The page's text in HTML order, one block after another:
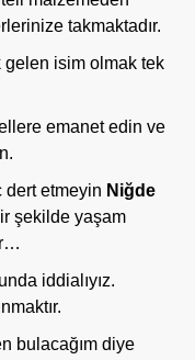
takmaktadır.
isim olmak tek
emanet edin ve
dert etmeyin Niğde
şekilde yaşam
iddialıyız.
bulacağım diye